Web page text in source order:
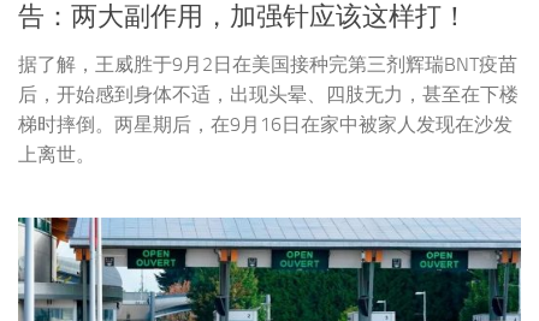
告：两大副作用，加强针应该这样打！
据了解，王威胜于9月2日在美国接种完第三剂辉瑞BNT疫苗
后，开始感到身体不适，出现头晕、四肢无力，甚至在下楼
梯时摔倒。两星期后，在9月16日在家中被家人发现在沙发
上离世。